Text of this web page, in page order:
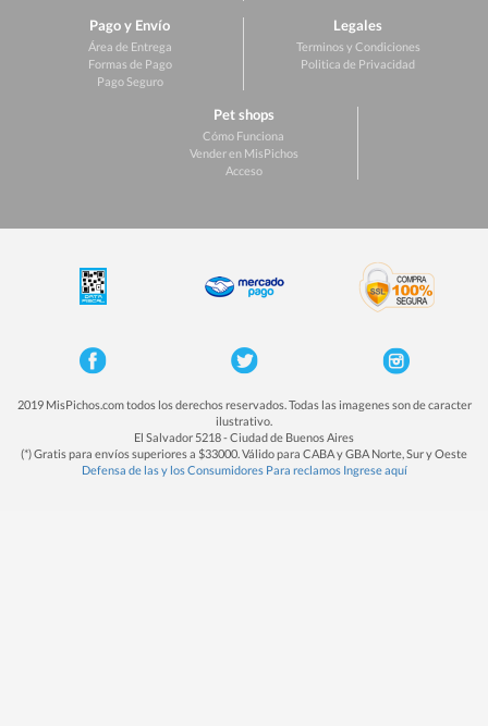
Pago y Envío
Área de Entrega
Formas de Pago
Pago Seguro
Legales
Terminos y Condiciones
Politica de Privacidad
Pet shops
Cómo Funciona
Vender en MisPichos
Acceso
2019 MisPichos.com todos los derechos reservados. Todas las imagenes son de caracter
ilustrativo.
El Salvador 5218 - Ciudad de Buenos Aires
(*) Gratis para envíos superiores a $33000. Válido para CABA y GBA Norte, Sur y Oeste
Defensa de las y los Consumidores Para reclamos Ingrese aquí